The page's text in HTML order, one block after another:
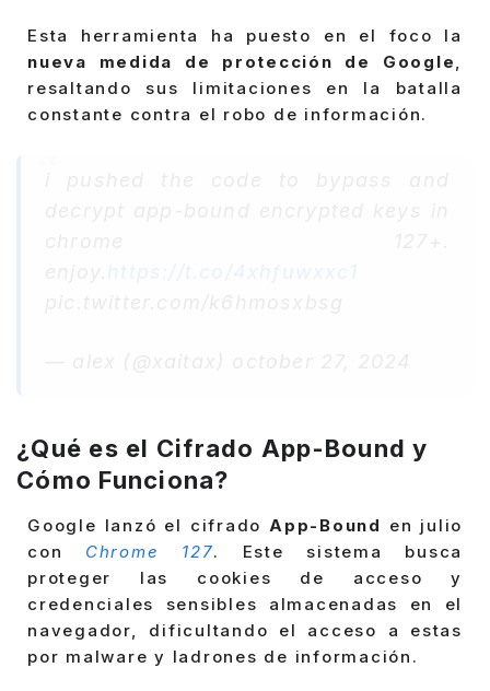
Esta herramienta ha puesto en el foco la
nueva medida de protección de Google,
resaltando sus limitaciones en la batalla
constante contra el robo de información.
¿Qué es el Cifrado App-Bound y
Cómo Funciona?
Google lanzó el cifrado App-Bound en julio
con
Chrome 127. Este sistema busca
proteger las cookies de acceso y
credenciales sensibles almacenadas en el
navegador, dificultando el acceso a estas
por malware y ladrones de información.